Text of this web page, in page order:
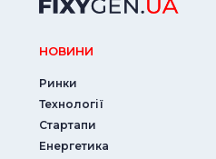
НОВИНИ
Ринки
Технології
Стартапи
Енергетика